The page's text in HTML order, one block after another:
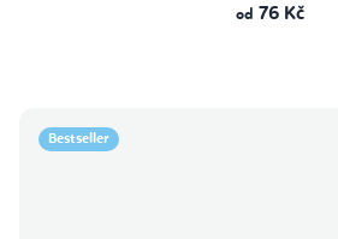
od 76 Kč
Bestseller